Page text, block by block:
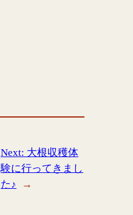
Next: 大根収穫体
験に行ってきまし
た♪
→